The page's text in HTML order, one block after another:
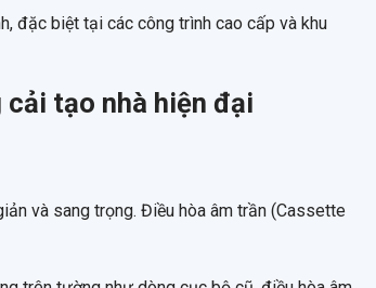
đặc biệt tại các công trình cao cấp và khu
tạo nhà hiện đại
và sang trọng. Điều hòa âm trần (Cassette